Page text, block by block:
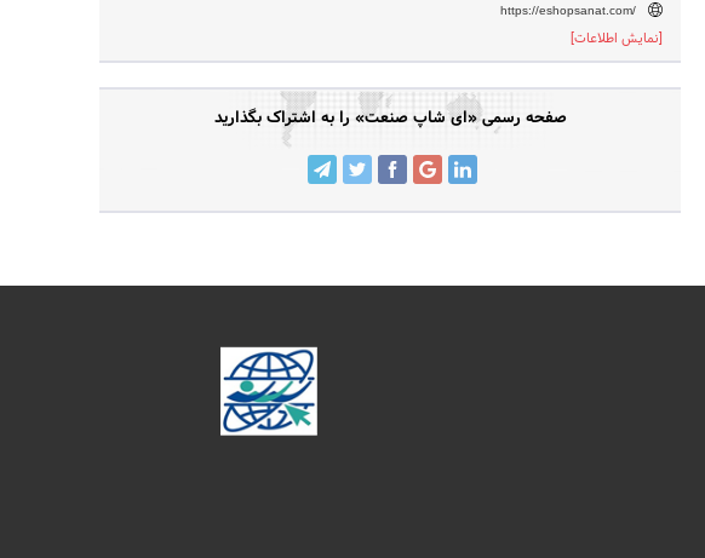
https://eshopsanat.com/
[نمایش اطلاعات]
صفحه رسمی «ای شاپ صنعت» را به اشتراک بگذارید